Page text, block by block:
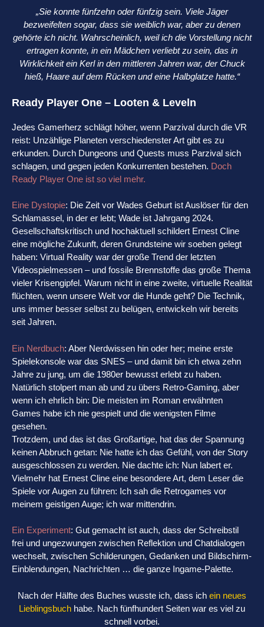
„Sie konnte fünfzehn oder fünfzig sein. Viele Jäger
bezweifelten sogar, dass sie weiblich war, aber zu denen
gehörte ich nicht. Wahrscheinlich, weil ich die Vorstellung nicht
ertragen konnte, in ein Mädchen verliebt zu sein, das in
Wirklichkeit ein Kerl in den mittleren Jahren war, der Chuck
hieß, Haare auf dem Rücken und eine Halbglatze hatte.“
Ready Player One – Looten & Leveln
Jedes Gamerherz schlägt höher, wenn Parzival durch die VR
reist: Unzählige Planeten verschiedenster Art gibt es zu
erkunden. Durch Dungeons und Quests muss Parzival sich
schlagen, und gegen jeden Konkurrenten bestehen. Doch
Ready Player One ist so viel mehr.
Eine Dystopie: Die Zeit vor Wades Geburt ist Auslöser für den
Schlamassel, in der er lebt; Wade ist Jahrgang 2024.
Gesellschaftskritisch und hochaktuell schildert Ernest Cline
eine mögliche Zukunft, deren Grundsteine wir soeben gelegt
haben: Virtual Reality war der große Trend der letzten
Videospielmessen – und fossile Brennstoffe das große Thema
vieler Krisengipfel. Warum nicht in eine zweite, virtuelle Realität
flüchten, wenn unsere Welt vor die Hunde geht? Die Technik,
uns immer besser selbst zu belügen, entwickeln wir bereits
seit Jahren.
Ein Nerdbuch: Aber Nerdwissen hin oder her; meine erste
Spielekonsole war das SNES – und damit bin ich etwa zehn
Jahre zu jung, um die 1980er bewusst erlebt zu haben.
Natürlich stolpert man ab und zu übers Retro-Gaming, aber
wenn ich ehrlich bin: Die meisten im Roman erwähnten
Games habe ich nie gespielt und die wenigsten Filme
gesehen.
Trotzdem, und das ist das Großartige, hat das der Spannung
keinen Abbruch getan: Nie hatte ich das Gefühl, von der Story
ausgeschlossen zu werden. Nie dachte ich: Nun labert er.
Vielmehr hat Ernest Cline eine besondere Art, dem Leser die
Spiele vor Augen zu führen: Ich sah die Retrogames vor
meinem geistigen Auge; ich war mittendrin.
Ein Experiment: Gut gemacht ist auch, dass der Schreibstil
frei und ungezwungen zwischen Reflektion und Chatdialogen
wechselt, zwischen Schilderungen, Gedanken und Bildschirm-
Einblendungen, Nachrichten … die ganze Ingame-Palette.
Nach der Hälfte des Buches wusste ich, dass ich ein neues
Lieblingsbuch habe. Nach fünfhundert Seiten war es viel zu
schnell vorbei.